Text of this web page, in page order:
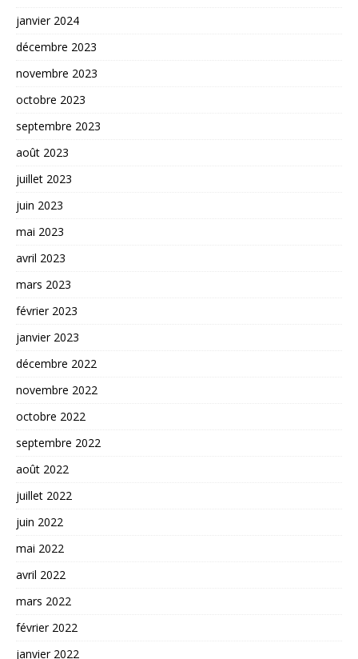
janvier 2024
décembre 2023
novembre 2023
octobre 2023
septembre 2023
août 2023
juillet 2023
juin 2023
mai 2023
avril 2023
mars 2023
février 2023
janvier 2023
décembre 2022
novembre 2022
octobre 2022
septembre 2022
août 2022
juillet 2022
juin 2022
mai 2022
avril 2022
mars 2022
février 2022
janvier 2022